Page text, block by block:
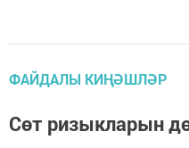
ФАЙДАЛЫ КИҢӘШЛӘР
Сөт ризыкларын